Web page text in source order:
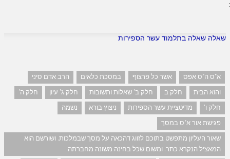
שאלה שאלה בתלמוד עשר הספירות
א"ס ה"ס אפס אשר כל פרצוף במסכת כלאים
הרב אדם סיני
והוא הבית
חלק ב חלק ב' שאלות ותשובות חלק ג' עיון
חלק ה'
חלק ו'
מדיטציית עשר הספירות ניצוץ בורא
נשמה
פגישת אור א"ס במסך
שאור העליון מתפשט בתוכם לזווג דהכאה על מסך שבמלכות. ושורשם הוא
המאציל הנקרא כתר. ומשום שכל בחינה משונה מחברתה